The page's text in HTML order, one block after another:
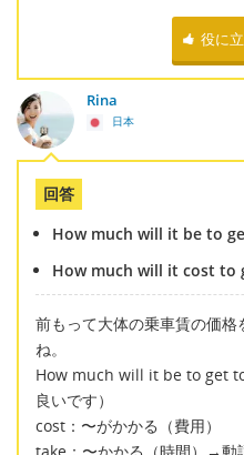
役に
Rina
日本
回答
How much will it be to
How much will it cost to
前もって大体の乗車賃の価
ね。
How much will it be to get
良いです）
cost：〜がかかる（費用）